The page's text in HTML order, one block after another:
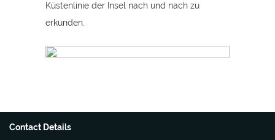
Küstenlinie der Insel nach und nach zu
erkunden.
Contact Details